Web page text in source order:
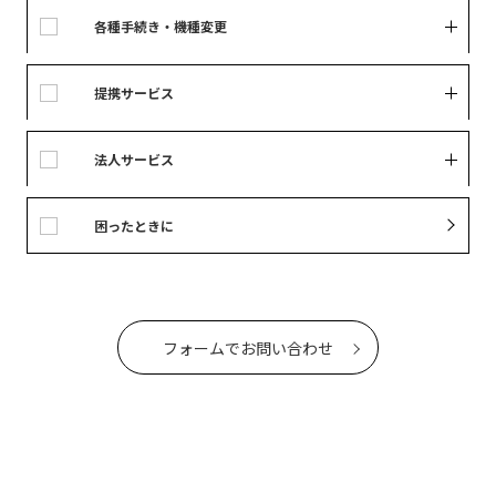
各種手続き・機種変更
提携サービス
法人サービス
困ったときに
フォームでお問い合わせ